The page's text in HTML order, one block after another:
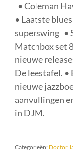
• Coleman
• Laatste
superswing •
Matchbox set
nieuwe
De leestafel. •
nieuwe
aanvullingen
in DJM.
Categorieën: Doctor